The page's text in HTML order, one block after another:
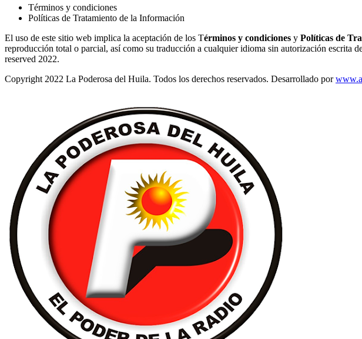
Términos y condiciones
Políticas de Tratamiento de la Información
El uso de este sitio web implica la aceptación de los Términos y condiciones y Políticas de
reproducción total o parcial, así como su traducción a cualquier idioma sin autorización
reserved 2022.
Copyright 2022 La Poderosa del Huila. Todos los derechos reservados. Desarrollado por